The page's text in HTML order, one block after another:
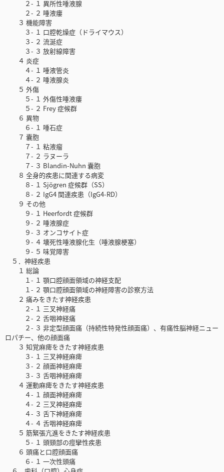
２- １ 異所性唾液腺
２- ２ 唾液瘻
３ 機能障害
３- １ 口腔乾燥症（ドライマウス）
３- ２ 流涎症
３- ３ 放射線障害
４ 炎症
４- １ 唾液管炎
４- ２ 唾液腺炎
５ 外傷
５- １ 外傷性唾液瘻
５- ２ Frey 症候群
６ 異物
６- １ 唾石症
７ 囊胞
７- １ 粘液瘤
７- ２ ラヌーラ
７- ３ Blandin-Nuhn 囊胞
８ 全身的疾患に関連する病変
８- １ Sjögren 症候群（SS）
８- ２ IgG4 関連疾患（IgG4-RD）
９ その他
９- １ Heerfordt 症候群
９- ２ 唾液腺症
９- ３ オンコサイト症
９- ４ 壊死性唾液腺化生（唾液腺梗塞）
９- ５ 味覚障害
５．神経疾患
１ 総論
１- １ 顎口腔顔面領域の神経支配
１- ２ 顎口腔顔面領域の神経障害の診察方法
２ 痛みをきたす神経疾患
２- １ 三叉神経痛
２- ２ 舌咽神経痛
２- ３ 非定型顔面痛（持続性特発性顔面痛）、有痛性脳神経ニュー
ロパチー、他の顔面痛
３ 知覚麻痺をきたす神経疾患
３- １ 三叉神経麻痺
３- ２ 顔面神経麻痺
３- ３ 舌咽神経麻痺
４ 運動麻痺をきたす神経疾患
４- １ 顔面神経麻痺
４- ２ 三叉神経麻痺
４- ３ 舌下神経麻痺
４- ４ 舌咽神経麻痺
５ 筋緊張亢進をきたす神経疾患
５- １ 頭頸部の痙攣性疾患
６ 頭痛と口腔顔面痛
６- １ 一次性頭痛